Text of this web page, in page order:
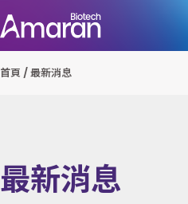
首頁 /最新消息
最新消息